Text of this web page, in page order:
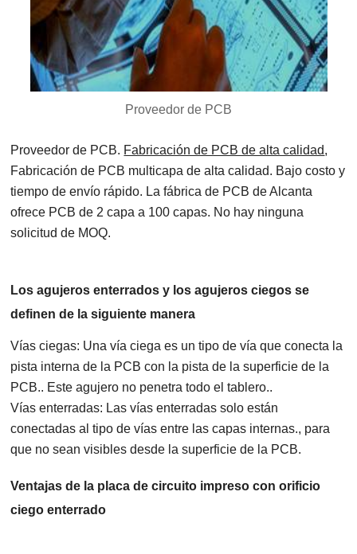
Proveedor de PCB
Proveedor de PCB. Fabricación de PCB de alta calidad,
Fabricación de PCB multicapa de alta calidad. Bajo costo y
tiempo de envío rápido. La fábrica de PCB de Alcanta
ofrece PCB de 2 capa a 100 capas. No hay ninguna
solicitud de MOQ.
Los agujeros enterrados y los agujeros ciegos se
definen de la siguiente manera
Vías ciegas: Una vía ciega es un tipo de vía que conecta la
pista interna de la PCB con la pista de la superficie de la
PCB.. Este agujero no penetra todo el tablero..
Vías enterradas: Las vías enterradas solo están
conectadas al tipo de vías entre las capas internas., para
que no sean visibles desde la superficie de la PCB.
Ventajas de la placa de circuito impreso con orificio
ciego enterrado